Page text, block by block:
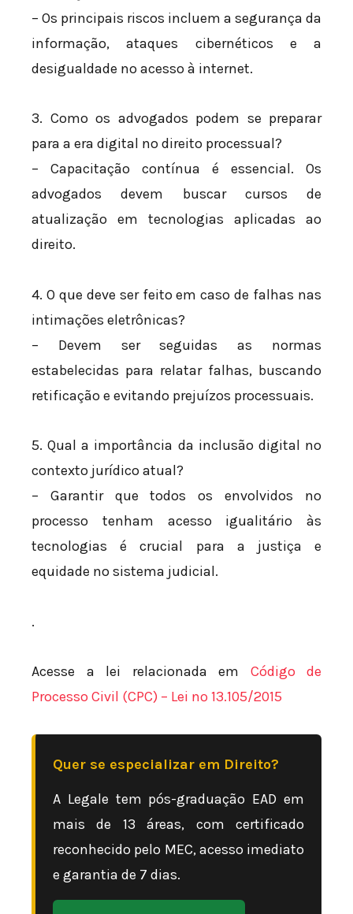
– Os principais riscos incluem a segurança da
informação, ataques cibernéticos e a
desigualdade no acesso à internet.
3. Como os advogados podem se preparar
para a era digital no direito processual?
– Capacitação contínua é essencial. Os
advogados devem buscar cursos de
atualização em tecnologias aplicadas ao
direito.
4. O que deve ser feito em caso de falhas nas
intimações eletrônicas?
– Devem ser seguidas as normas
estabelecidas para relatar falhas, buscando
retificação e evitando prejuízos processuais.
5. Qual a importância da inclusão digital no
contexto jurídico atual?
– Garantir que todos os envolvidos no
processo tenham acesso igualitário às
tecnologias é crucial para a justiça e
equidade no sistema judicial.
.
Acesse a lei relacionada em Código de
Processo Civil (CPC) – Lei nº 13.105/2015
Quer se especializar em Direito?
A Legale tem pós-graduação EAD em
mais de 13 áreas, com certificado
reconhecido pelo MEC, acesso imediato
e garantia de 7 dias.